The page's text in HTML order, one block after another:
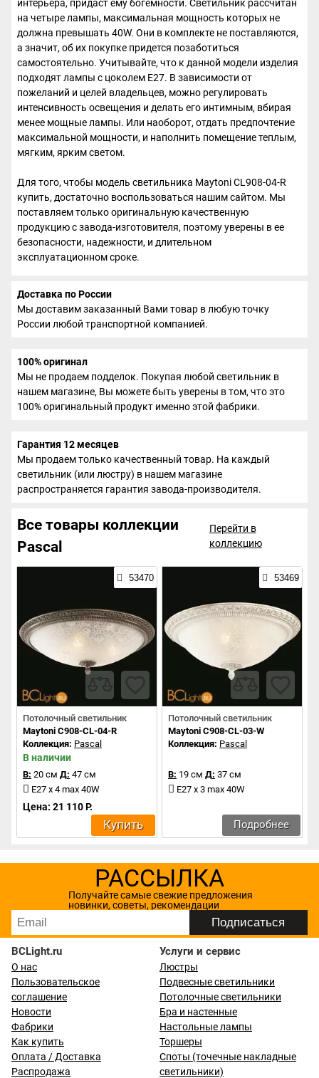
интерьера, придаст ему богемности. Светильник рассчитан
на четыре лампы, максимальная мощность которых не
должна превышать 40W. Они в комплекте не поставляются,
а значит, об их покупке придется позаботиться
самостоятельно. Учитывайте, что к данной модели изделия
подходят лампы с цоколем Е27. В зависимости от
пожеланий и целей владельцев, можно регулировать
интенсивность освещения и делать его интимным, вбирая
менее мощные лампы. Или наоборот, отдать предпочтение
максимальной мощности, и наполнить помещение теплым,
мягким, ярким светом.
Для того, чтобы модель светильника Maytoni CL908-04-R
купить, достаточно воспользоваться нашим сайтом. Мы
поставляем только оригинальную качественную
продукцию с завода-изготовителя, поэтому уверены в ее
безопасности, надежности, и длительном
эксплуатационном сроке.
Доставка по России
Мы доставим заказанный Вами товар в любую точку
России любой транспортной компанией.
100% оригинал
Мы не продаем подделок. Покупая любой светильник в
нашем магазине, Вы можете быть уверены в том, что это
100% оригинальный продукт именно этой фабрики.
Гарантия 12 месяцев
Мы продаем только качественный товар. На каждый
светильник (или люстру) в нашем магазине
распространяется гарантия завода-производителя.
Все товары коллекции
Pascal
Перейти в
коллекцию
53470
Потолочный светильник
Maytoni C908-CL-04-R
Коллекция: Pascal
В наличии
В: 20 см Д: 47 см
E27 x 4 max 40W
Цена: 21 110 Р.
Купить
53469
Потолочный светильник
Maytoni C908-CL-03-W
Коллекция: Pascal
В: 19 см Д: 37 см
E27 x 3 max 40W
Подробнее
РАССЫЛКА
Получайте самые свежие предложения
новинки, советы, рекомендации
BCLight.ru
О нас
Пользовательское
соглашение
Новости
Фабрики
Как купить
Оплата / Доставка
Распродажа
Услуги и сервис
Люстры
Подвесные светильники
Потолочные светильники
Бра и настенные
Настольные лампы
Торшеры
Споты (точечные накладные
светильники)